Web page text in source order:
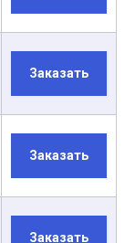
Заказать
Заказать
Заказать